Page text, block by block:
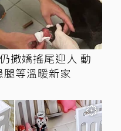
撒嬌搖尾迎人 動
等溫暖新家